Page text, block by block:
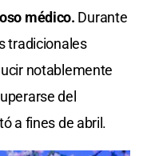
médico. Durante
tradicionales
notablemente
del
a fines de abril.